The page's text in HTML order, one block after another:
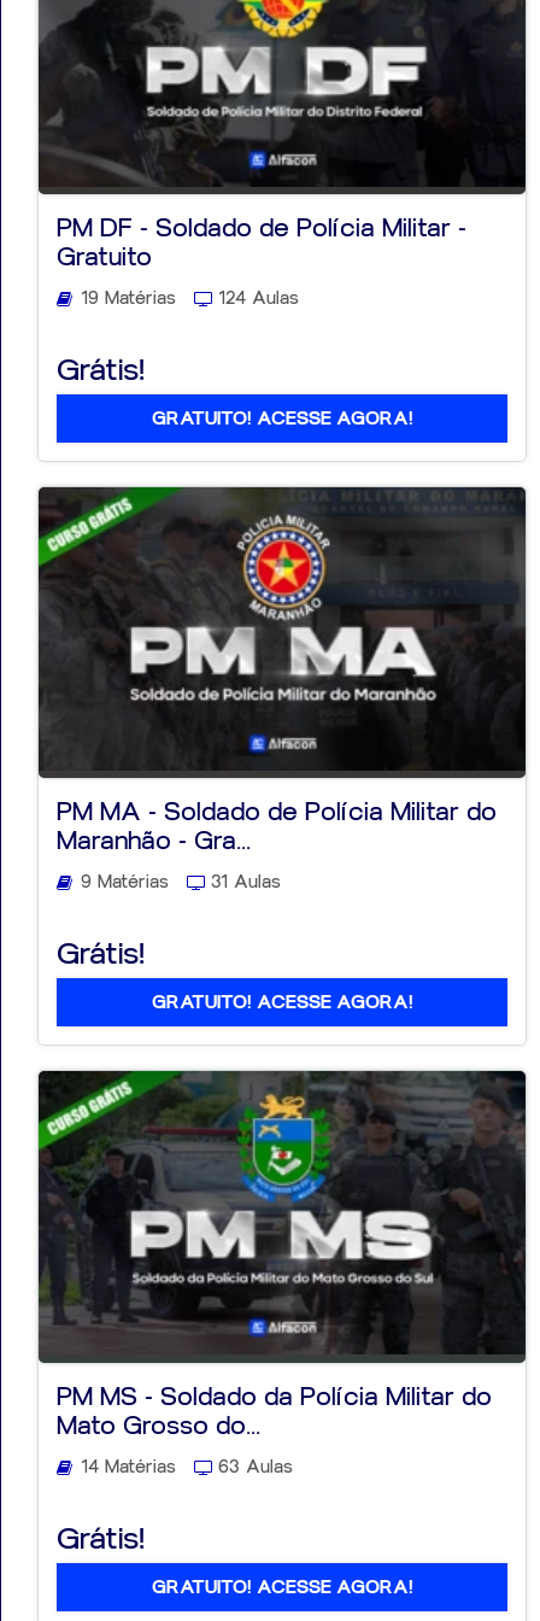
PM DF - Soldado de Polícia Militar -
Gratuito
19 Matérias 124 Aulas
Grátis!
GRATUITO! ACESSE AGORA!
PM MA - Soldado de Polícia Militar do
Maranhão - Gra...
9 Matérias 31 Aulas
Grátis!
GRATUITO! ACESSE AGORA!
PM MS - Soldado da Polícia Militar do
Mato Grosso do...
14 Matérias 63 Aulas
Grátis!
GRATUITO! ACESSE AGORA!